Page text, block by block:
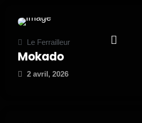
Le Ferrailleur
Mokado
2 avril, 2026